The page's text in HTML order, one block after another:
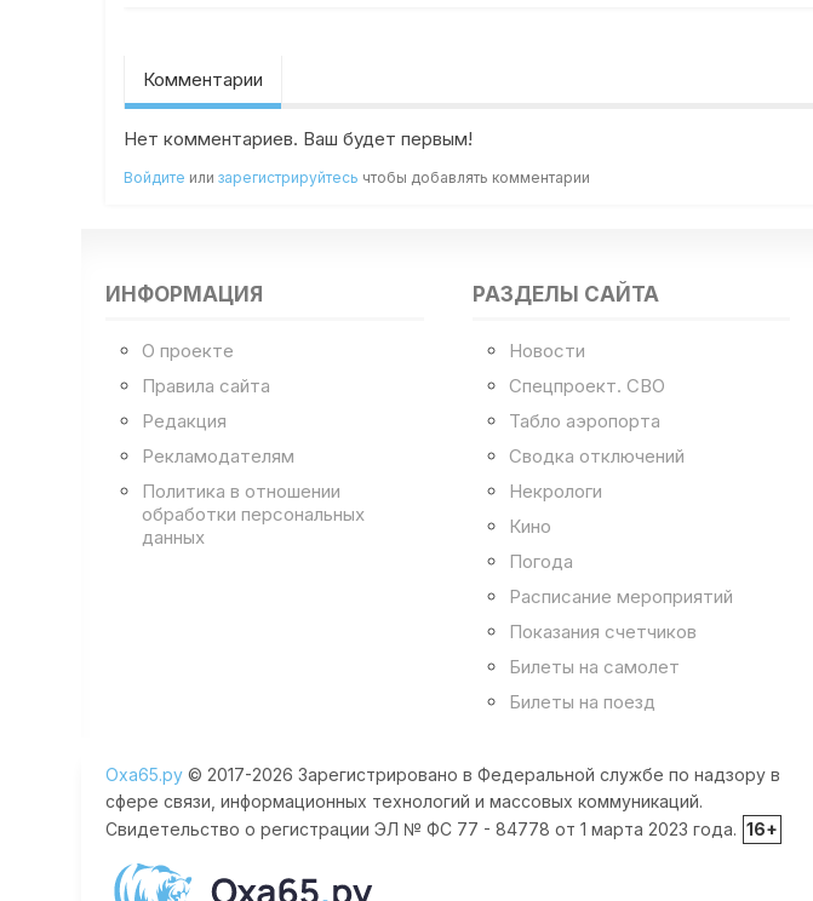
Комментарии
Нет комментариев. Ваш будет первым!
Войдите илизарегистрируйтесь чтобы добавлять комментарии
ИНФОРМАЦИЯ
О проекте
Правила сайта
Редакция
Рекламодателям
Политика в отношении
обработки персональных
данных
РАЗДЕЛЫ САЙТА
Новости
Спецпроект. СВО
Табло аэропорта
Сводка отключений
Некрологи
Кино
Погода
Расписание мероприятий
Показания счетчиков
Билеты на самолет
Билеты на поезд
Оха65.ру © 2017-2026 Зарегистрировано в Федеральной службе по надзору в
сфере связи, информационных технологий и массовых коммуникаций.
Свидетельство о регистрации ЭЛ № ФС 77 - 84778 от 1 марта 2023 года. 16+